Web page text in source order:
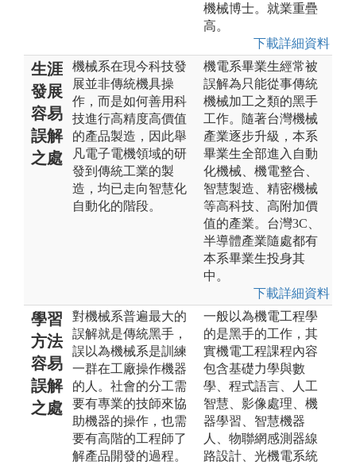
機械博士。就業重疊
高。
下載詳細資料
生涯
發展
容易
誤解
之處
機械系在現今科技發
展並非傳統機具操
作，而是如何善用科
技進行高精度高價值
的產品製造，因此舉
凡電子電機領域的研
發到傳統工業的製
造，均已走向智慧化
自動化的階段。
機電系畢業生經常被
誤解為只能從事傳統
機械加工之類的黑手
工作。隨著台灣機械
產業逐步升級，本系
畢業生全部進入自動
化機械、機電整合、
智慧製造、精密機械
等高科技、高附加價
值的產業。台灣3C、
半導體產業隨處都有
本系畢業生投身其
中。
下載詳細資料
學習
方法
容易
誤解
之處
對機械系普遍最大的
誤解就是傳統黑手，
誤以為機械系是訓練
一群在工廠操作機器
的人。社會的分工需
要有專業的技師來協
助機器的操作，也需
要有高階的工程師了
解產品開發的過程。
一般以為機電工程學
的是黑手的工作，其
實機電工程課程內容
包含基礎力學與數
學、程式語言、人工
智慧、影像處理、機
器學習、智慧機器
人、物聯網感測器線
路設計、光機電系統